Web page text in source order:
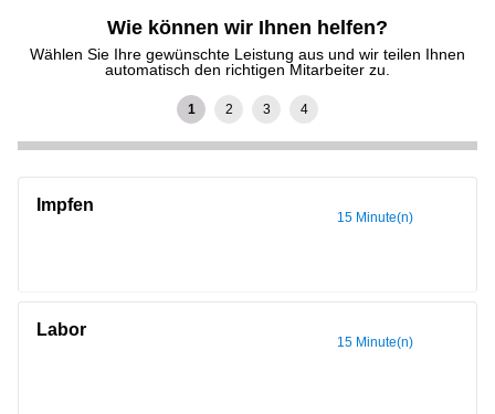
Wie können wir Ihnen helfen?
Wählen Sie Ihre gewünschte Leistung aus und wir teilen Ihnen
automatisch den richtigen Mitarbeiter zu.
Impfen
15 Minute(n)
Labor
15 Minute(n)